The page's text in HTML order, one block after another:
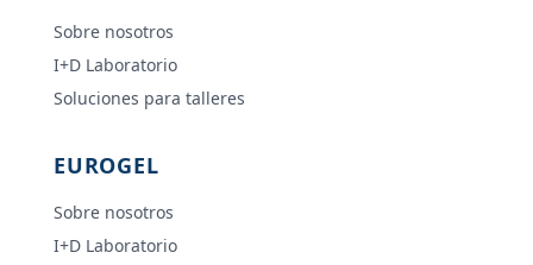
Sobre nosotros
I+D Laboratorio
Soluciones para talleres
EUROGEL
Sobre nosotros
I+D Laboratorio